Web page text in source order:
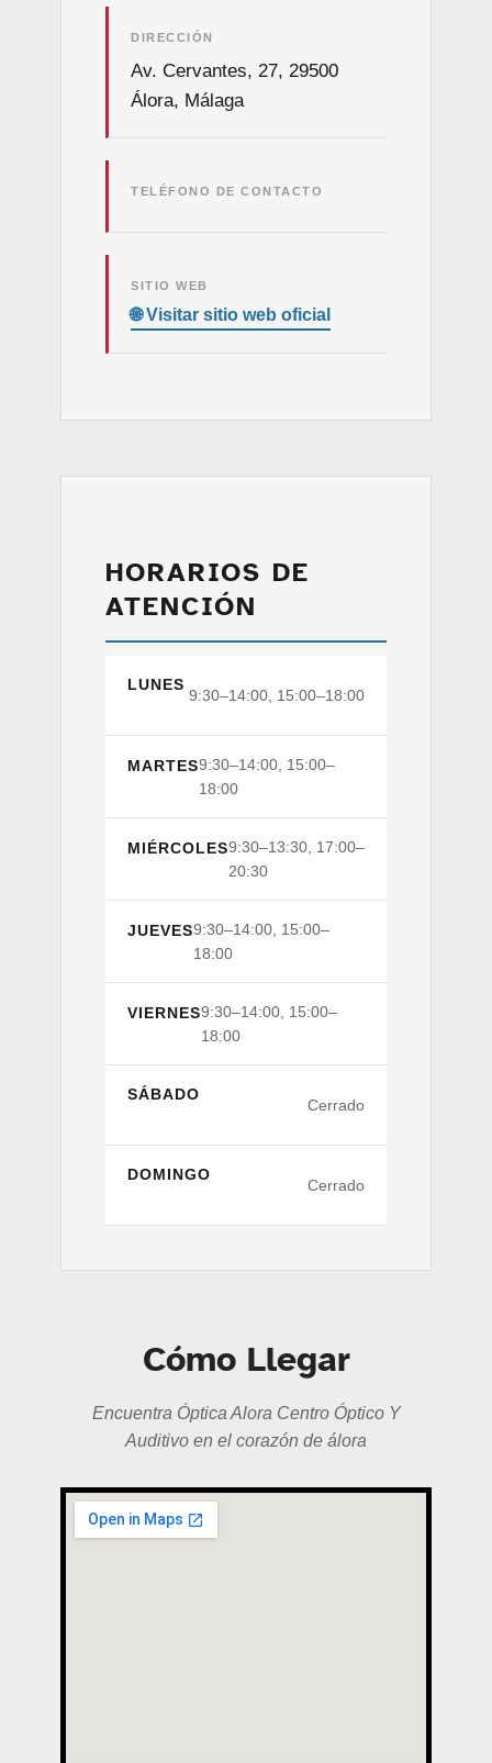
DIRECCIÓN
Av. Cervantes, 27, 29500
Álora, Málaga
TELÉFONO DE CONTACTO
SITIO WEB
HORARIOS DE
ATENCIÓN
LUNES
9:30–14:00, 15:00–18:00
MARTES9:30–14:00, 15:00–
18:00
MIÉRCOLES9:30–13:30, 17:00–
20:30
JUEVES9:30–14:00, 15:00–
18:00
VIERNES9:30–14:00, 15:00–
18:00
SÁBADO
Cerrado
DOMINGO
Cerrado
Cómo Llegar
Encuentra Óptica Alora Centro Óptico Y
Auditivo en el corazón de álora